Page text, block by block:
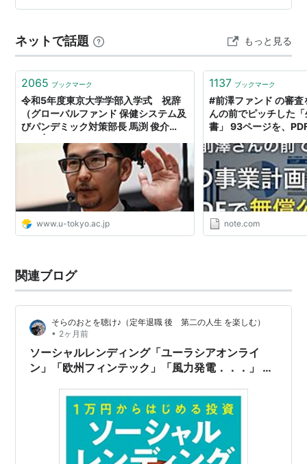
料を払い 合格すれば 数百万 数千万円という数字が現れ
ファームというチェックボタンが新設されていた…
ネットで話題 もっと見る
2065 ブックマーク
令和5年度東京大学学部入学式 祝辞
（グローバルファンド 保健システム及
びパンデミック対策部長 馬渕 俊介
www.u-tokyo.ac.jp
1137 ブックマーク
#前澤ファンド の審
んの前でピッチした
書」 93ページを、
note
note.com
関連ブログ
そらのおとを聴け♪（定年退職 後 第二の人生 を楽しむ）
• 2ヶ月前
ソーシャルレンディング「ユーラシアオンライ
ン」「欧州フィンテック」「風力発電．．．」 遅